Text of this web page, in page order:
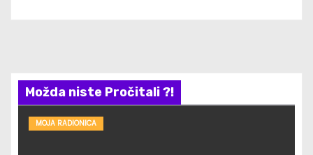
Možda niste Pročitali ?!
MOJA RADIONICA